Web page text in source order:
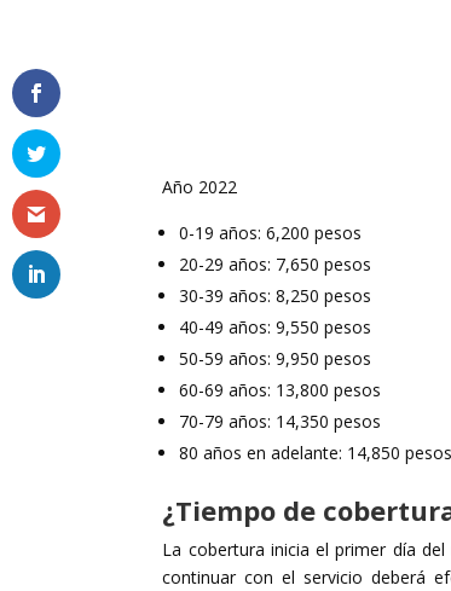
Año 2022
0-19 años: 6,200 pesos
20-29 años: 7,650 pesos
30-39 años: 8,250 pesos
40-49 años: 9,550 pesos
50-59 años: 9,950 pesos
60-69 años: 13,800 pesos
70-79 años: 14,350 pesos
80 años en adelante: 14,850 pesos
¿Tiempo de
La cobertura inicia el primer día
continuar con el servicio deberá